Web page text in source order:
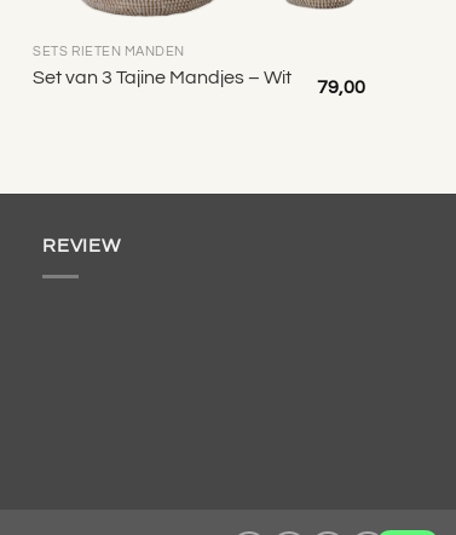
SETS RIETEN MANDEN
Set van 3 Tajine Mandjes – Wit
79,00
REVIEW